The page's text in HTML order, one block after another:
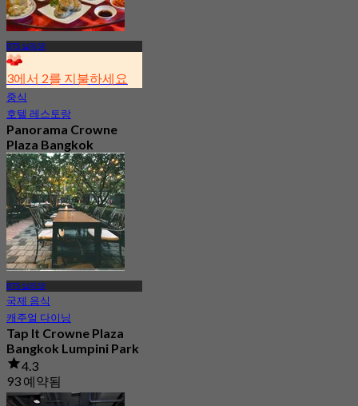
BTS 살라댕
3에서 2를 지불하세요
중식
호텔 레스토랑
Panorama Crowne
Plaza Bangkok
Lumpini Park
4.5
5.4K 예약됨
에서฿ 592
BTS 살라댕
국제 음식
캐주얼 다이닝
Tap It Crowne Plaza
Bangkok Lumpini Park
4.3
93 예약됨
에서฿ 435